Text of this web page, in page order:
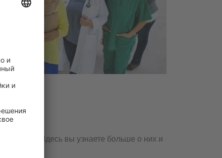
Здесь вы узнаете больше о них и